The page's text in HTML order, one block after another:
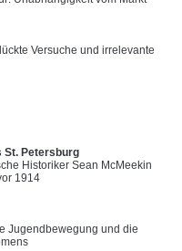
Versuche und irrelevante
St. Petersburg
Historiker Sean McMeekin
1914
Jugendbewegung und die